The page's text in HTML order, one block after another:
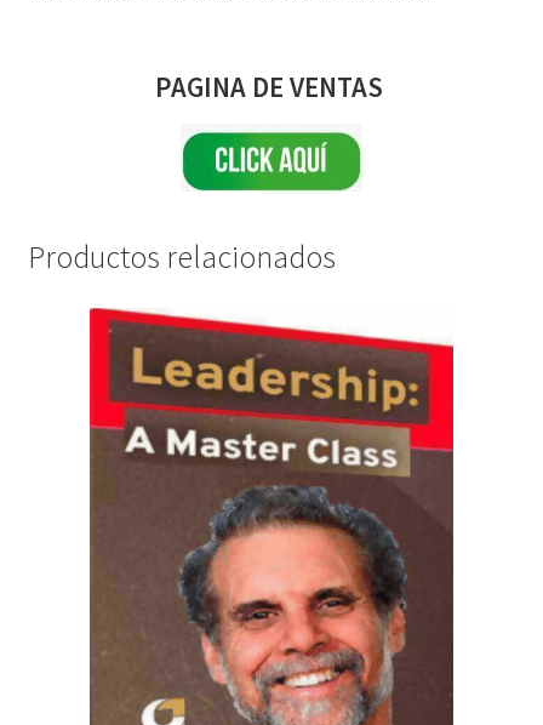
PAGINA DE VENTAS
Productos relacionados